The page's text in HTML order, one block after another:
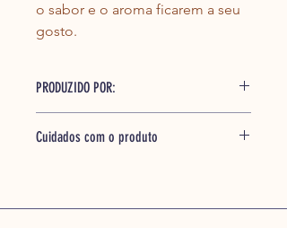
o sabor e o aroma ficarem a seu
gosto.
PRODUZIDO POR:
LTDA
Cuidados com o produto
Conserve ao abrigo de luz, calor e